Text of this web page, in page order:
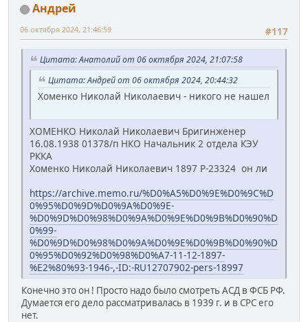
Андрей
#117
06 октября 2024, 21:46:59
Цитата: Анатолий от 06 октября 2024, 21:07:58
Цитата: Андрей от 06 октября 2024, 20:44:32
Хоменко Николай Николаевич - никого не нашел
ХОМЕНКО Николай Николаевич Бригинженер
16.08.1938 01378/п НКО Начальник 2 отдела КЭУ
РККА
Хоменко Николай Николаевич 1897 Р-23324 он ли
https://archive.memo.ru/%D0%A5%D0%9E%D0%9C%D
0%95%D0%9D%D0%9A%D0%9E-
%D0%9D%D0%98%D0%9A%D0%9E%D0%9B%D0%90%D
0%99-
%D0%9D%D0%98%D0%9A%D0%9E%D0%9B%D0%90%D
0%95%D0%92%D0%98%D0%A7-11-12-1897-
%E2%80%93-1946-,-ID:-RU12707902-pers-18997
Конечно это он ! Просто надо было смотреть АСД в ФСБ РФ.
Думается его дело рассматривалась в 1939 г. и в СРС его
нет.